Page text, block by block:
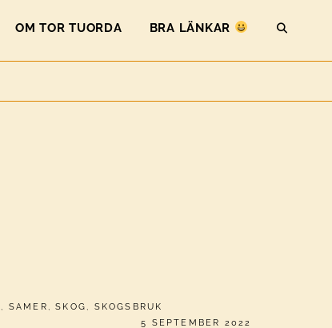
OM TOR TUORDA BRA LÄNKAR
, SAMER ,SKOG , SKOGSBRUK
PUBLICERAT
5 SEPTEMBER 2022